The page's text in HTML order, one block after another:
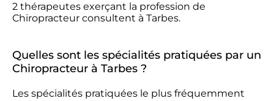
2 thérapeutes exerçant la profession de
Chiropracteur consultent à Tarbes.
Quelles sont les spécialités pratiquées par un
Chiropracteur à Tarbes ?
Les spécialités pratiquées le plus fréquemment